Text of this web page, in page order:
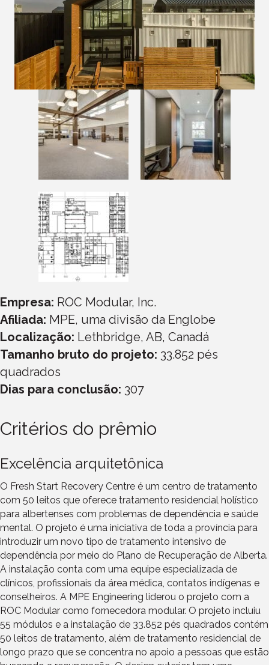
Empresa: ROC Modular, Inc.
Afiliada: MPE, uma divisão da Englobe
Localização: Lethbridge, AB, Canadá
Tamanho bruto do projeto: 33.852 pés
quadrados
Dias para conclusão: 307
Critérios do prêmio
Excelência arquitetônica
O Fresh Start Recovery Centre é um centro de tratamento
com 50 leitos que oferece tratamento residencial holístico
para albertenses com problemas de dependência e saúde
mental. O projeto é uma iniciativa de toda a província para
introduzir um novo tipo de tratamento intensivo de
dependência por meio do Plano de Recuperação de Alberta.
A instalação conta com uma equipe especializada de
clínicos, profissionais da área médica, contatos indígenas e
conselheiros. A MPE Engineering liderou o projeto com a
ROC Modular como fornecedora modular. O projeto incluiu
55 módulos e a instalação de 33.852 pés quadrados contém
50 leitos de tratamento, além de tratamento residencial de
longo prazo que se concentra no apoio a pessoas que estão